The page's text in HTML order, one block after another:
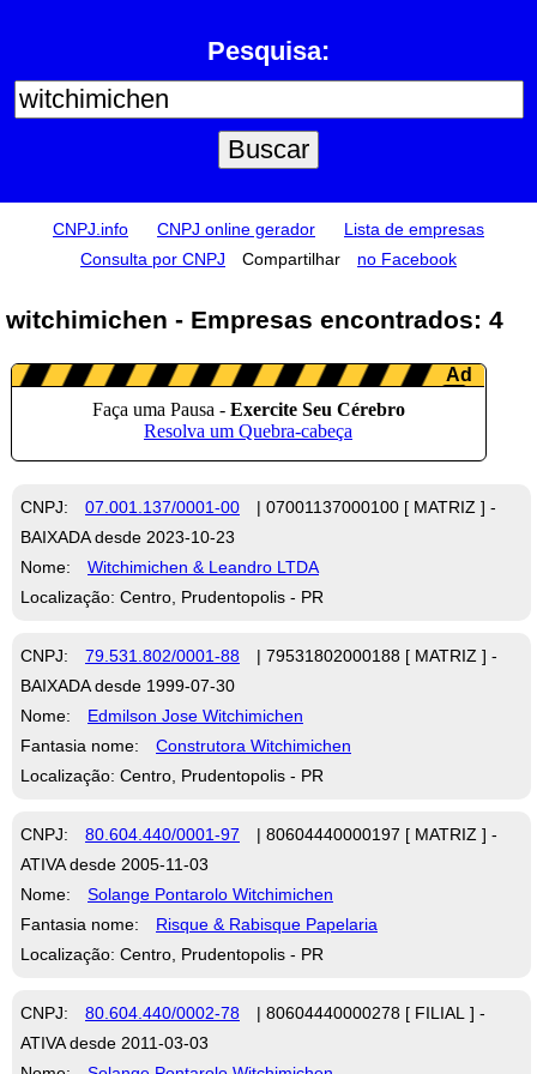
Pesquisa:
CNPJ.info CNPJ online gerador
Lista de empresas
Consulta por CNPJ
Compartilhar no Facebook
witchimichen - Empresas encontrados: 4
CNPJ: 07.001.137/0001-00
| 07001137000100 [ MATRIZ ] -
BAIXADA desde 2023-10-23
Nome:
Witchimichen & Leandro LTDA
Localização: Centro, Prudentopolis - PR
CNPJ: 79.531.802/0001-88
| 79531802000188 [ MATRIZ ] -
BAIXADA desde 1999-07-30
Nome:
Edmilson Jose Witchimichen
Fantasia nome:
Construtora Witchimichen
Localização: Centro, Prudentopolis - PR
CNPJ: 80.604.440/0001-97
| 80604440000197 [ MATRIZ ] -
ATIVA desde 2005-11-03
Nome:
Solange Pontarolo Witchimichen
Fantasia nome:
Risque & Rabisque Papelaria
Localização: Centro, Prudentopolis - PR
CNPJ: 80.604.440/0002-78
| 80604440000278 [ FILIAL ] -
ATIVA desde 2011-03-03